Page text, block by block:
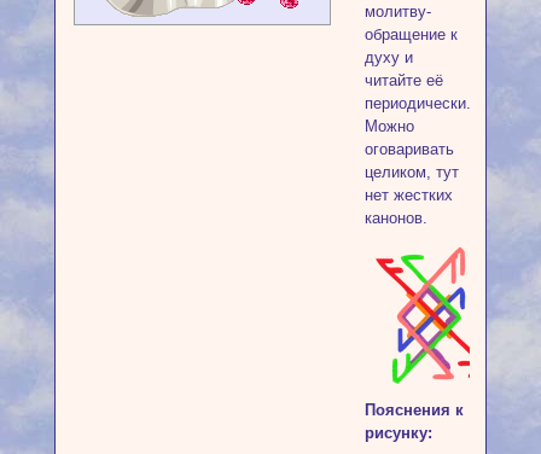
молитву-
обращение к
духу и
читайте её
периодически.
Можно
оговаривать
целиком, тут
нет жестких
канонов.
Пояснения к
рисунку: